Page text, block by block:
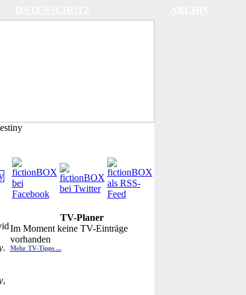
.
,
TV-Planer
Im Moment keine TV-Einträge
vorhanden
Mehr TV-Tipps ...